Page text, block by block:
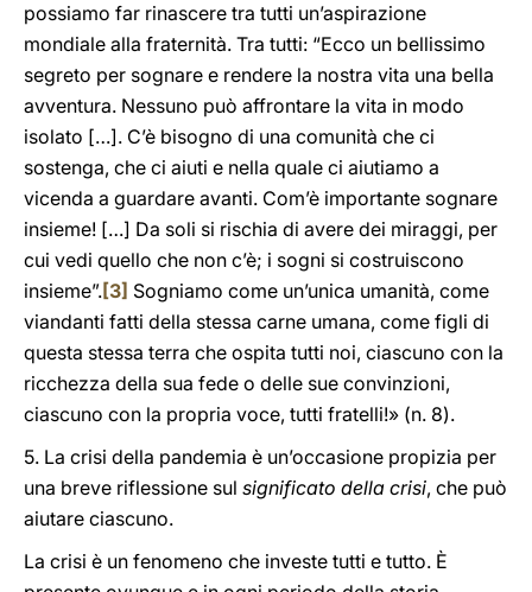
possiamo far rinascere tra tutti un’aspirazione
mondiale alla fraternità. Tra tutti: “Ecco un bellissimo
segreto per sognare e rendere la nostra vita una bella
avventura. Nessuno può affrontare la vita in modo
isolato […]. C’è bisogno di una comunità che ci
sostenga, che ci aiuti e nella quale ci aiutiamo a
vicenda a guardare avanti. Com’è importante sognare
insieme! […] Da soli si rischia di avere dei miraggi, per
cui vedi quello che non c’è; i sogni si costruiscono
insieme”.[3] Sogniamo come un’unica umanità, come
viandanti fatti della stessa carne umana, come figli di
questa stessa terra che ospita tutti noi, ciascuno con la
ricchezza della sua fede o delle sue convinzioni,
ciascuno con la propria voce, tutti fratelli!» (n. 8).
5. La crisi della pandemia è un’occasione propizia per
una breve riflessione sul significato della crisi, che può
aiutare ciascuno.
La crisi è un fenomeno che investe tutti e tutto. È